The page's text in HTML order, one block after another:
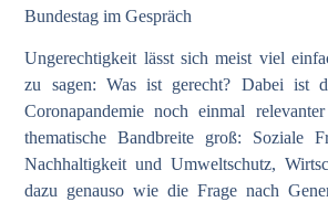
Bundestag im Gespräch
Ungerechtigkeit lässt sich meist viel
zu sagen: Was ist gerecht? Dabei ist
Coronapandemie noch einmal
thematische Bandbreite groß: Soziale
Nachhaltigkeit und Umweltschutz,
dazu genauso wie die Frage nach